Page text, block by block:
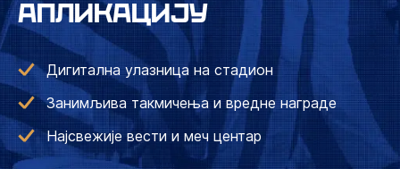
АПЛИКАЦИЈУ
Дигитална улазница на стадион
Занимљива такмичења и вредне награде
Најсвежије вести и меч центар